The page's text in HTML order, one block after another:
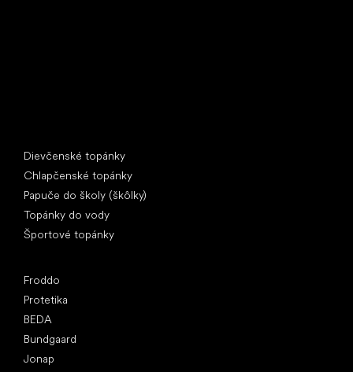
Dievčenské topánky
Chlapčenské topánky
Papuče do školy (škôlky)
Topánky do vody
Športové topánky
Froddo
Protetika
BEDA
Bundgaard
Jonap